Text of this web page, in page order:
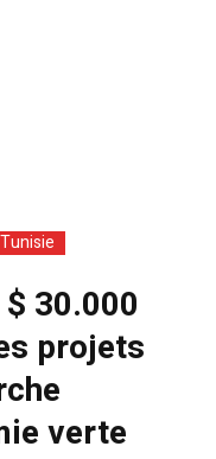
Tunisie
30.000
projets
verte